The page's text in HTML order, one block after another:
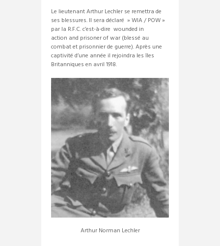
Le lieutenant Arthur Lechler se remettra de
ses blessures. Il sera déclaré » WIA / POW »
par la R.F.C. c’est-à-dire wounded in
action and prisoner of war (blessé au
combat et prisonnier de guerre). Après une
captivité d’une année il rejoindra les îles
Britanniques en avril 1918.
Arthur Norman Lechler